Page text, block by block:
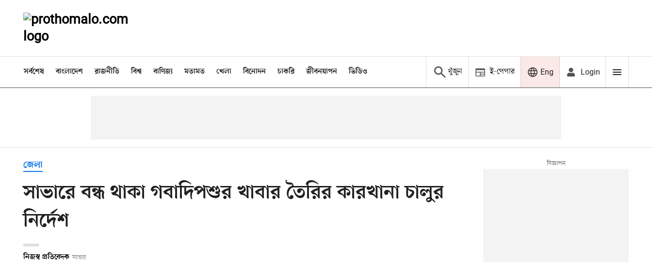
সর্বশেষ বাংলাদেশ রাজনীতি বিশ্ব বাণিজ্য মতামত খেলা বিনোদন চাকরি জীবনযাপন ভিডিও খুঁজুন ই-পেপার Eng Login
জেলা
সাভারে বন্ধ থাকা গবাদিপশুর খাবার তৈরির কারখানা চালুর
নির্দেশ
নিজস্ব প্রতিবেদক সাভার